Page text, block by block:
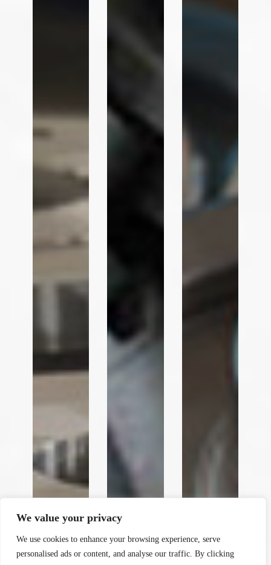
We value your privacy
We use cookies to enhance your browsing experience, serve
personalised ads or content, and analyse our traffic. By clicking
a